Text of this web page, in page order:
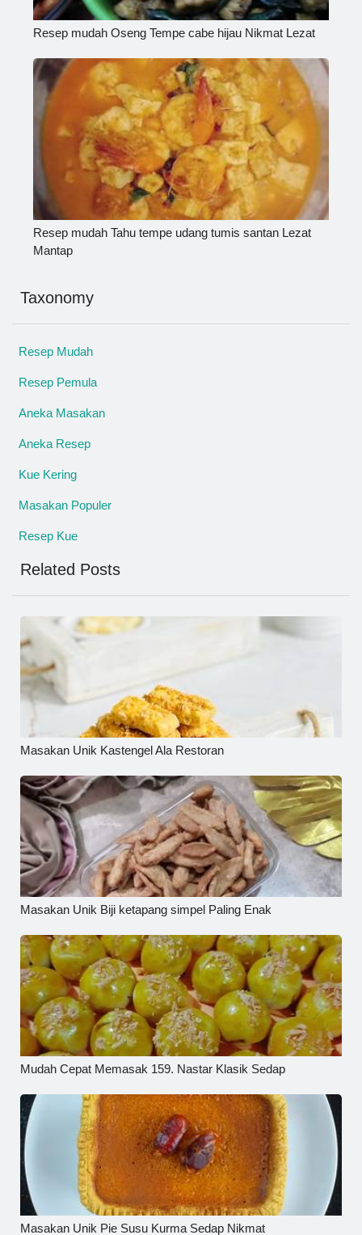
Resep mudah Oseng Tempe cabe hijau Nikmat Lezat
Resep mudah Tahu tempe udang tumis santan Lezat
Mantap
Taxonomy
Resep Mudah
Resep Pemula
Aneka Masakan
Aneka Resep
Kue Kering
Masakan Populer
Resep Kue
Related Posts
Masakan Unik Kastengel Ala Restoran
Masakan Unik Biji ketapang simpel Paling Enak
Mudah Cepat Memasak 159. Nastar Klasik Sedap
Masakan Unik Pie Susu Kurma Sedap Nikmat